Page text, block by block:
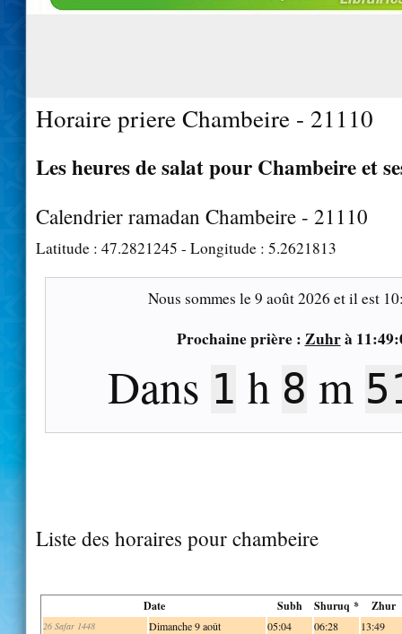
Horaire priere Chambeire - 21110
Les heures de salat pour Chambeire et
Calendrier ramadan Chambeire - 21110
Latitude : 47.2821245 - Longitude : 5.2621813
Nous sommes le9 août 2026 et il est
Prochaine prière : Zuhrà
Dans 1 h 8 m
Liste des horaires pour chambeire
Date Subh Shuruq * Zhur
26 Safar 1448 Dimanche 9 août 05:04 06:28 13:49